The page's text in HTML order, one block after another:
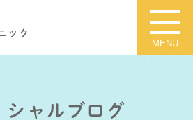
シャルブログ